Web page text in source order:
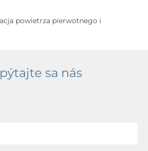
powietrza pierwotnego i
sa nás